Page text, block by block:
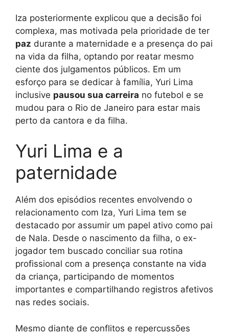
Iza posteriormente explicou que a decisão foi
complexa, mas motivada pela prioridade de ter
paz durante a maternidade e a presença do pai
na vida da filha, optando por reatar mesmo
ciente dos julgamentos públicos. Em um
esforço para se dedicar à família, Yuri Lima
inclusive pausou sua carreira no futebol e se
mudou para o Rio de Janeiro para estar mais
perto da cantora e da filha.
Yuri Lima e a
paternidade
Além dos episódios recentes envolvendo o
relacionamento com Iza, Yuri Lima tem se
destacado por assumir um papel ativo como pai
de Nala. Desde o nascimento da filha, o ex-
jogador tem buscado conciliar sua rotina
profissional com a presença constante na vida
da criança, participando de momentos
importantes e compartilhando registros afetivos
nas redes sociais.
Mesmo diante de conflitos e repercussões